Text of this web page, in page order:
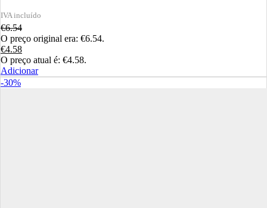
€6.54
O preço original era: €6.54.
€4.58
O preço atual é: €4.58.
Adicionar
-30%